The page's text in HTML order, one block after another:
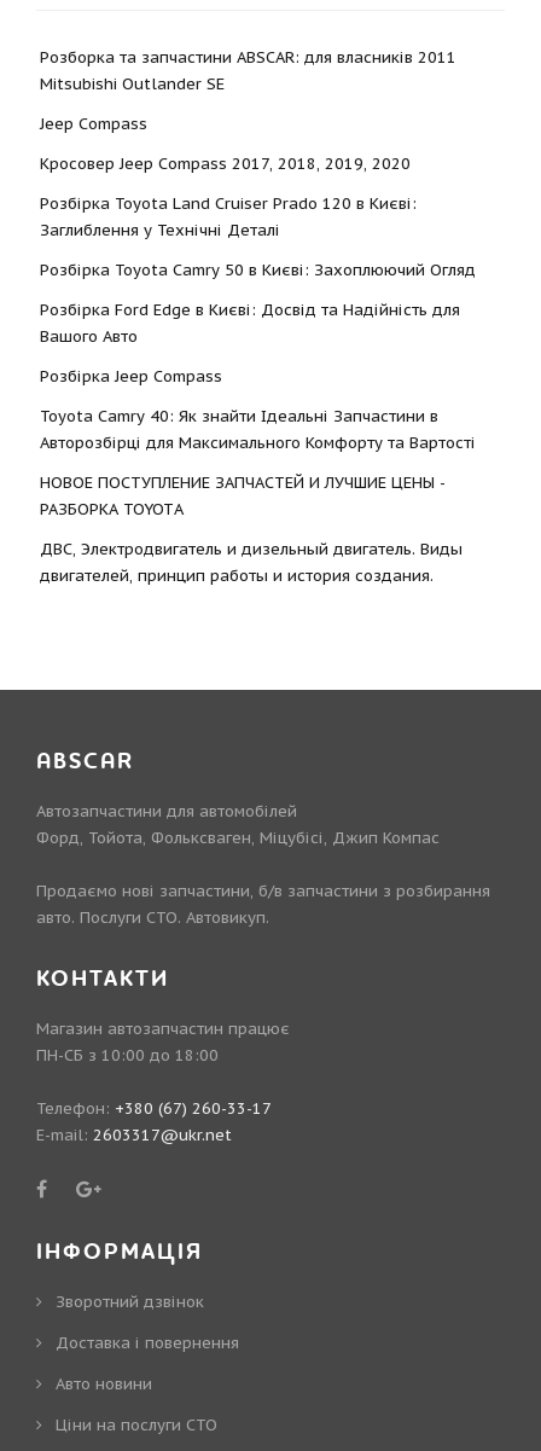
Розборка та запчастини ABSCAR: для власників 2011
Mitsubishi Outlander SE
Jeep Compass
Кросовер Jeep Compass 2017, 2018, 2019, 2020
Розбірка Toyota Land Cruiser Prado 120 в Києві:
Заглиблення у Технічні Деталі
Розбірка Toyota Camry 50 в Києві: Захоплюючий Огляд
Розбірка Ford Edge в Києві: Досвід та Надійність для
Вашого Авто
Розбірка Jeep Compass
Toyota Camry 40: Як знайти Ідеальні Запчастини в
Авторозбірці для Максимального Комфорту та Вартості
НОВОЕ ПОСТУПЛЕНИЕ ЗАПЧАСТЕЙ И ЛУЧШИЕ ЦЕНЫ -
РАЗБОРКА TOYOTА
ДВС, Электродвигатель и дизельный двигатель. Виды
двигателей, принцип работы и история создания.
ABSCAR
Автозапчастини для автомобілей
Форд, Тойота, Фольксваген, Міцубісі, Джип Компас
Продаємо нові запчастини, б/в запчастини з розбирання
авто. Послуги СТО. Автовикуп.
КОНТАКТИ
Магазин автозапчастин працює
ПН-СБ з 10:00 до 18:00
Телефон: +380 (67) 260-33-17
E-mail: 2603317@ukr.net
ІНФОРМАЦІЯ
Зворотний дзвінок
Доставка і повернення
Авто новини
Ціни на послуги СТО